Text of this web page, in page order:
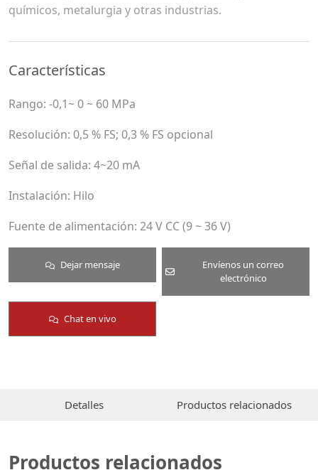
químicos, metalurgia y otras industrias.
Características
Rango: -0,1~ 0 ~ 60 MPa
Resolución: 0,5 % FS; 0,3 % FS opcional
Señal de salida: 4~20 mA
Instalación: Hilo
Fuente de alimentación: 24 V CC (9 ~ 36 V)
Dejar mensaje
Envíenos un correo
electrónico
Chat en vivo
Detalles Productos relacionados
Productos relacionados